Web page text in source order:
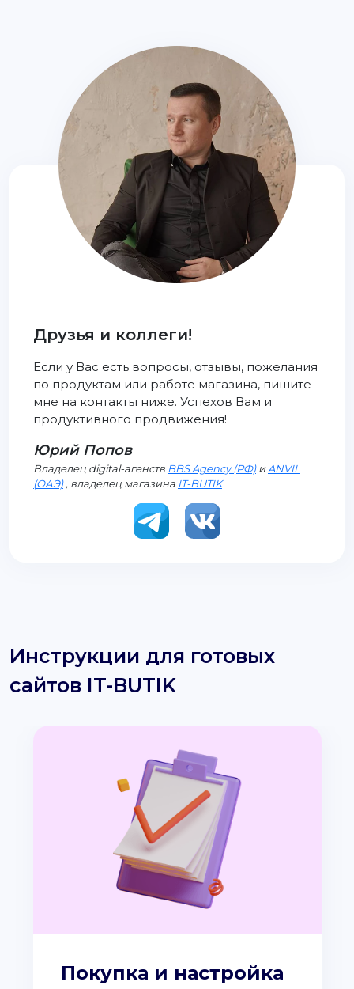
Друзья и коллеги!
Если у Вас есть вопросы, отзывы, пожелания
по продуктам или работе магазина, пишите
мне на контакты ниже. Успехов Вам и
продуктивного продвижения!
Юрий Попов
Владелец digital-агенств BBS Agency (РФ)иANVIL
(ОАЭ), владелец магазина IT-BUTIK
Инструкции для готовых
сайтов IT-BUTIK
Покупка и настройка